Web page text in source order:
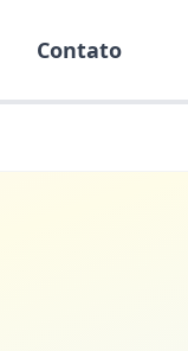
Contato